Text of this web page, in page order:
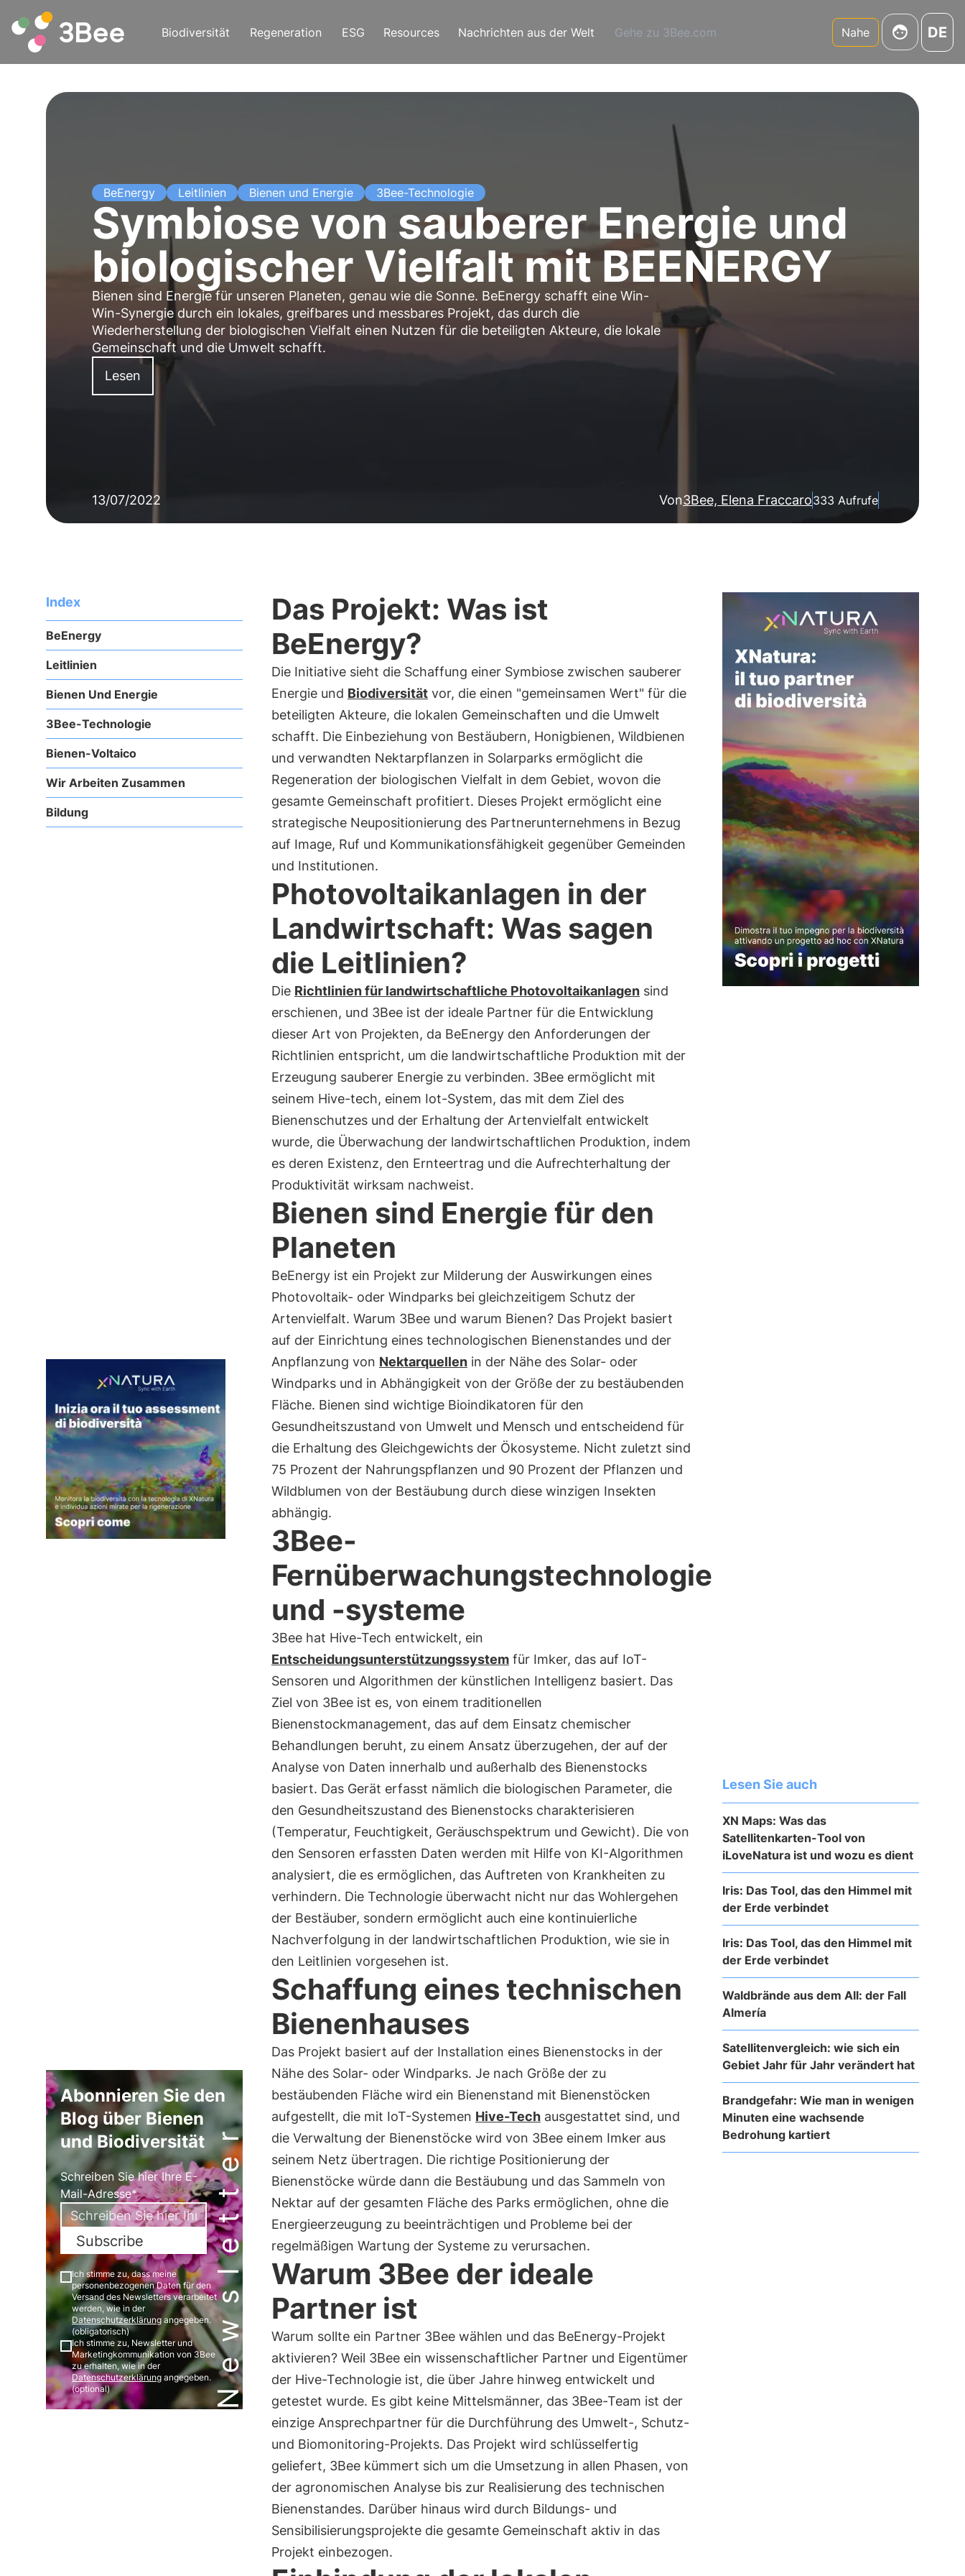
Biodiversität Regeneration ESG Resources Nachrichten aus der Welt Gehe zu 3Bee.com Nahe DE
BeEnergy Leitlinien Bienen und Energie 3Bee-Technologie
Symbiose von sauberer Energie und
biologischer Vielfalt mit BEENERGY
Bienen sind Energie für unseren Planeten, genau wie die Sonne. BeEnergy schafft eine Win-
Win-Synergie durch ein lokales, greifbares und messbares Projekt, das durch die
Wiederherstellung der biologischen Vielfalt einen Nutzen für die beteiligten Akteure, die lokale
Gemeinschaft und die Umwelt schafft.
Lesen
13/07/2022 Von3Bee, Elena Fraccaro333 Aufrufe
Index
BeEnergy
Leitlinien
Bienen Und Energie
3Bee-Technologie
Bienen-Voltaico
Wir Arbeiten Zusammen
Bildung
Newsletter
Abonnieren Sie den
Blog über Bienen
und Biodiversität
Schreiben Sie hier Ihre E-
Mail-Adresse*
Subscribe
Ich stimme zu, dass meine
personenbezogenen Daten für den
Versand des Newsletters verarbeitet
werden, wie in der
Datenschutzerklärungangegeben.
(obligatorisch)
Ich stimme zu, Newsletter und
Marketingkommunikation von 3Bee
zu erhalten, wie in der
Datenschutzerklärung angegeben.
(optional)
Das Projekt: Was ist
BeEnergy?
Die Initiative sieht die Schaffung einer Symbiose zwischen sauberer
Energie und Biodiversitätvor, die einen "gemeinsamen Wert" für die
beteiligten Akteure, die lokalen Gemeinschaften und die Umwelt
schafft. Die Einbeziehung von Bestäubern, Honigbienen, Wildbienen
und verwandten Nektarpflanzen in Solarparks ermöglicht die
Regeneration der biologischen Vielfalt in dem Gebiet, wovon die
gesamte Gemeinschaft profitiert. Dieses Projekt ermöglicht eine
strategische Neupositionierung des Partnerunternehmens in Bezug
auf Image, Ruf und Kommunikationsfähigkeit gegenüber Gemeinden
und Institutionen.
Photovoltaikanlagen in der
Landwirtschaft: Was sagen
die Leitlinien?
Die Richtlinien für landwirtschaftliche Photovoltaikanlagensind
erschienen, und 3Bee ist der ideale Partner für die Entwicklung
dieser Art von Projekten, da BeEnergy den Anforderungen der
Richtlinien entspricht, um die landwirtschaftliche Produktion mit der
Erzeugung sauberer Energie zu verbinden. 3Bee ermöglicht mit
seinem Hive-tech, einem Iot-System, das mit dem Ziel des
Bienenschutzes und der Erhaltung der Artenvielfalt entwickelt
wurde, die Überwachung der landwirtschaftlichen Produktion, indem
es deren Existenz, den Ernteertrag und die Aufrechterhaltung der
Produktivität wirksam nachweist.
Bienen sind Energie für den
Planeten
BeEnergy ist ein Projekt zur Milderung der Auswirkungen eines
Photovoltaik- oder Windparks bei gleichzeitigem Schutz der
Artenvielfalt. Warum 3Bee und warum Bienen? Das Projekt basiert
auf der Einrichtung eines technologischen Bienenstandes und der
Anpflanzung von Nektarquellenin der Nähe des Solar- oder
Windparks und in Abhängigkeit von der Größe der zu bestäubenden
Fläche. Bienen sind wichtige Bioindikatoren für den
Gesundheitszustand von Umwelt und Mensch und entscheidend für
die Erhaltung des Gleichgewichts der Ökosysteme. Nicht zuletzt sind
75 Prozent der Nahrungspflanzen und 90 Prozent der Pflanzen und
Wildblumen von der Bestäubung durch diese winzigen Insekten
abhängig.
3Bee-
Fernüberwachungstechnologie
und -systeme
3Bee hat Hive-Tech entwickelt, ein
Entscheidungsunterstützungssystemfür Imker, das auf IoT-
Sensoren und Algorithmen der künstlichen Intelligenz basiert. Das
Ziel von 3Bee ist es, von einem traditionellen
Bienenstockmanagement, das auf dem Einsatz chemischer
Behandlungen beruht, zu einem Ansatz überzugehen, der auf der
Analyse von Daten innerhalb und außerhalb des Bienenstocks
basiert. Das Gerät erfasst nämlich die biologischen Parameter, die
den Gesundheitszustand des Bienenstocks charakterisieren
(Temperatur, Feuchtigkeit, Geräuschspektrum und Gewicht). Die von
den Sensoren erfassten Daten werden mit Hilfe von KI-Algorithmen
analysiert, die es ermöglichen, das Auftreten von Krankheiten zu
verhindern. Die Technologie überwacht nicht nur das Wohlergehen
der Bestäuber, sondern ermöglicht auch eine kontinuierliche
Nachverfolgung in der landwirtschaftlichen Produktion, wie sie in
den Leitlinien vorgesehen ist.
Schaffung eines technischen
Bienenhauses
Das Projekt basiert auf der Installation eines Bienenstocks in der
Nähe des Solar- oder Windparks. Je nach Größe der zu
bestäubenden Fläche wird ein Bienenstand mit Bienenstöcken
aufgestellt, die mit IoT-Systemen Hive-Techausgestattet sind, und
die Verwaltung der Bienenstöcke wird von 3Bee einem Imker aus
seinem Netz übertragen. Die richtige Positionierung der
Bienenstöcke würde dann die Bestäubung und das Sammeln von
Nektar auf der gesamten Fläche des Parks ermöglichen, ohne die
Energieerzeugung zu beeinträchtigen und Probleme bei der
regelmäßigen Wartung der Systeme zu verursachen.
Warum 3Bee der ideale
Partner ist
Warum sollte ein Partner 3Bee wählen und das BeEnergy-Projekt
aktivieren? Weil 3Bee ein wissenschaftlicher Partner und Eigentümer
der Hive-Technologie ist, die über Jahre hinweg entwickelt und
getestet wurde. Es gibt keine Mittelsmänner, das 3Bee-Team ist der
einzige Ansprechpartner für die Durchführung des Umwelt-, Schutz-
und Biomonitoring-Projekts. Das Projekt wird schlüsselfertig
geliefert, 3Bee kümmert sich um die Umsetzung in allen Phasen, von
der agronomischen Analyse bis zur Realisierung des technischen
Bienenstandes. Darüber hinaus wird durch Bildungs- und
Sensibilisierungsprojekte die gesamte Gemeinschaft aktiv in das
Projekt einbezogen.
Lesen Sie auch
XN Maps: Was das
Satellitenkarten-Tool von
iLoveNatura ist und wozu es dient
Iris: Das Tool, das den Himmel mit
der Erde verbindet
Iris: Das Tool, das den Himmel mit
der Erde verbindet
Waldbrände aus dem All: der Fall
Almería
Satellitenvergleich: wie sich ein
Gebiet Jahr für Jahr verändert hat
Brandgefahr: Wie man in wenigen
Minuten eine wachsende
Bedrohung kartiert